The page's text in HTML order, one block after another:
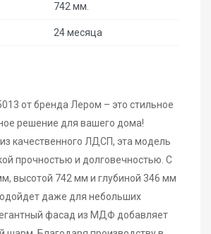
742 мм.
24 месяца
от бренда Лером – это стильное
решение для вашего дома!
качественного ЛДСП, эта модель
прочностью и долговечностью. С
высотой 742 мм и глубиной 346 мм
даже для небольших
фасад из МДФ добавляет